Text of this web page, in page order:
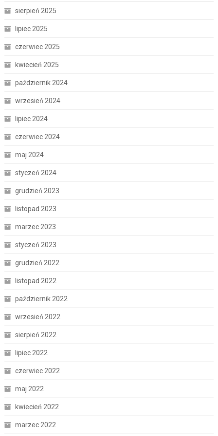
sierpień 2025
lipiec 2025
czerwiec 2025
kwiecień 2025
październik 2024
wrzesień 2024
lipiec 2024
czerwiec 2024
maj 2024
styczeń 2024
grudzień 2023
listopad 2023
marzec 2023
styczeń 2023
grudzień 2022
listopad 2022
październik 2022
wrzesień 2022
sierpień 2022
lipiec 2022
czerwiec 2022
maj 2022
kwiecień 2022
marzec 2022